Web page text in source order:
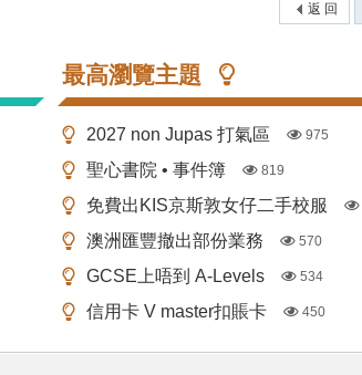
返 回
最高瀏覽主題
2027 non Jupas 打氣區 975
聖心書院 • 事件簿 819
免費出KIS京斯敦女仔二手校服
澳洲匯豐撤出部份業務 570
GCSE上唔到 A-Levels 534
信用卡 V master扣賬卡 450